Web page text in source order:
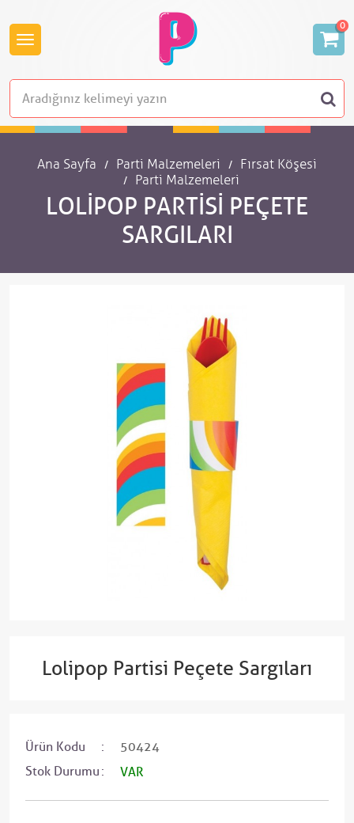
0
Ana Sayfa Parti Malzemeleri
Fırsat Köşesi
Parti Malzemeleri
LOLIPOP PARTISI PEÇETE
SARGILARI
Lolipop Partisi Peçete Sargıları
Ürün Kodu
50424
Stok Durumu
VAR